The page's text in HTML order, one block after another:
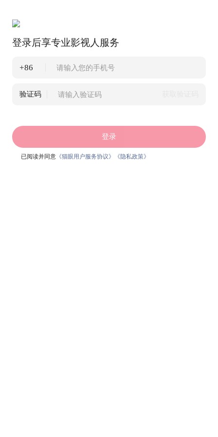
登录后享专业影视人服务
+86
验证码
登录
已阅读并同意 《猫眼用户服务协议》 《隐私政策》